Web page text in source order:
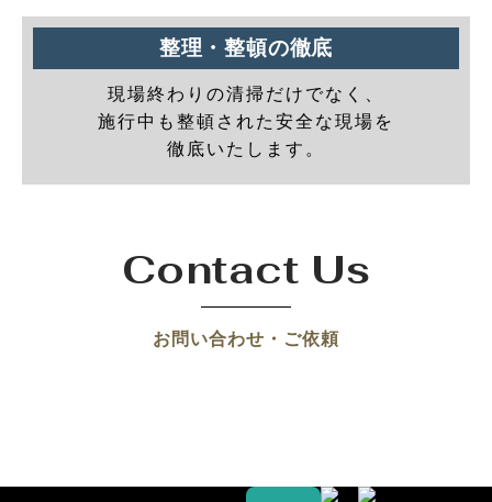
整理・整頓の徹底
現場終わりの清掃だけでなく、
施行中も整頓された安全な現場を
徹底いたします。
Contact Us
お問い合わせ・ご依頼